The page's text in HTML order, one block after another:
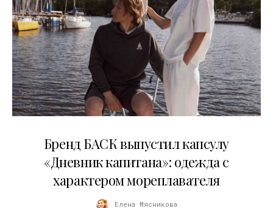
Бренд БАСК выпустил капсулу
«Дневник капитана»: одежда с
характером мореплавателя
Елена Мясникова